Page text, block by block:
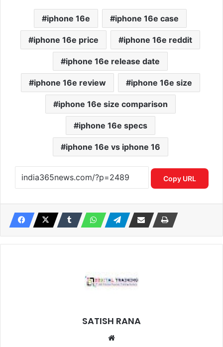
iphone 16e iphone 16e case
iphone 16e price iphone 16e reddit
iphone 16e release date
iphone 16e review iphone 16e size
iphone 16e size comparison
iphone 16e specs
iphone 16e vs iphone 16
Copy URL
SATISH RANA